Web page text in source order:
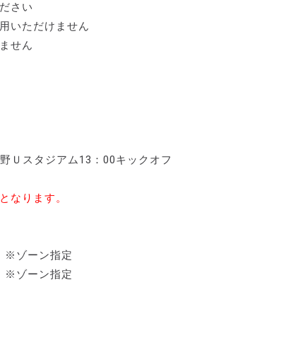
さい
いただけません
せん
スタジアム13：00キックオフ
なります。
※ゾーン指定
※ゾーン指定